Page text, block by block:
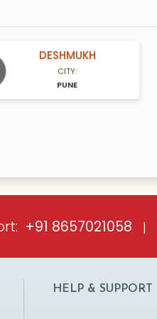
A Years oldDESHMUKH
CITY:
PUNE
+91 8657021058 |
HELP & SUPPORT